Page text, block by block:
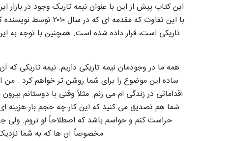
این کتاب پیش از این با عنوان نیمه تاریک وجود در
با این تفاوت که
تاریکی است، قرار داده شده است. همچنین با توجه به
همه ما در وجودمان نیمه تاریکی داریم. نیمه تاریکی
ساده این موضوع را برای شما روشن تر خواهم کرد . من
اقداماتی در زندگی ام می زنم. مثلاً وقتی با دوستانم
شما هم تصدیق می کنید که این کار چه حجم بار هزینه
حراست کنم و حواسم باشد که اصطلاحاً لو نروم. ولی
مخصوصاً آن ها که به شما نزدیک